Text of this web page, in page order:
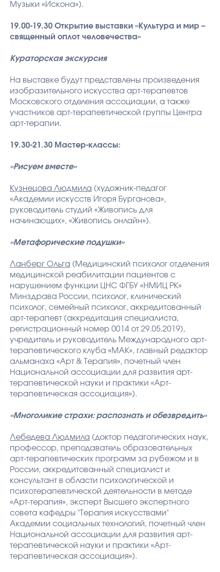
Музыки «Искона»).
19.00-19.30 Открытие выставки «Культура и мир –
священный оплот человечества»
Кураторская экскурсия
На выставке будут представлены произведения
изобразительного искусства арт-терапевтов
Московского отделения ассоциации, а также
участников арт-терапевтической группы Центра
арт-терапии.
19.30-21.30 Мастер-классы:
«Рисуем вместе»
Кузнецова Людмила (художник-педагог
«Академии искусств Игоря Бурганова»,
руководитель студий «Живопись для
начинающих», «Живопись онлайн»).
«Метафорические подушки»
Ланберг Ольга (Медицинский психолог отделения
медицинской реабилитации пациентов с
нарушением функции ЦНС ФГБУ «НМИЦ РК»
Минздрава России, психолог, клинический
психолог, семейный психолог, аккредитованный
арт-терапевт (аккредитация специалиста,
регистрационный номер 0014 от 29.05.2019),
учредитель и руководитель Международного арт-
терапевтического клуба «МАК», главный редактор
альманаха «Арт & Терапия», почетный член
Национальной ассоциации для развития арт-
терапевтической науки и практики «Арт-
терапевтическая ассоциация»).
«Многоликие страхи: распознать и обезвредить»
Лебедева Людмила (доктор педагогических наук,
профессор, преподаватель образовательных
арт-терапевтических программ за рубежом и в
России, аккредитованный специалист и
консультант в области психологической и
психотерапевтической деятельности в методе
«Арт-терапия», эксперт Высшего экспертного
совета кафедры "Терапия искусствами"
Академии социальных технологий, почетный член
Национальной ассоциации для развития арт-
терапевтической науки и практики «Арт-
терапевтическая ассоциация»).